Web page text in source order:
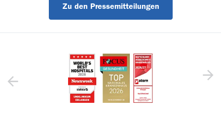
Zu den Pressemitteilungen